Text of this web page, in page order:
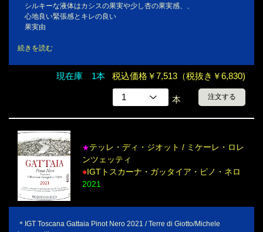
シルキーな液体はカシスの果実や少し杏の果実感、、
心地良い緊張感とキレの良い
果実由
続きを読む
現在庫 1本 税込価格￥7,513（税抜き￥6,830)
本 注文する
★テッレ・ディ・ジオット / ミケーレ・ロレ
ンツェッティ
●IGTトスカーナ・ガッタイア・ピノ・ネロ
2021
＊IGT Toscana Gattaia Pinot Nero 2021 / Terre di Giotto/Michele